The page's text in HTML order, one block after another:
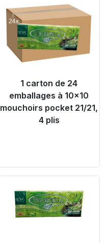
Product Link
1 carton de 24
emballages à 10x10
mouchoirs pocket 21/21,
4 plis
Product Link